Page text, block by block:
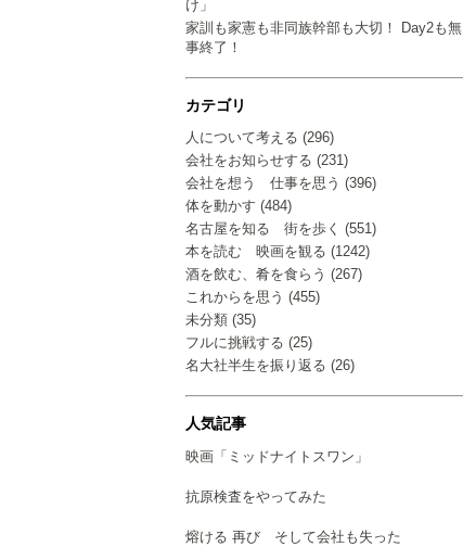
け」
家訓も家憲も非同族幹部も大切！ Day2も無
事終了！
カテゴリ
人について考える (296)
会社をお知らせする (231)
会社を想う 仕事を思う (396)
体を動かす (484)
名古屋を知る 街を歩く (551)
本を読む 映画を観る (1242)
酒を飲む、肴を食らう (267)
これからを思う (455)
未分類 (35)
フルに挑戦する (25)
名大社半生を振り返る (26)
人気記事
映画「ミッドナイトスワン」
抗原検査をやってみた
熔ける 再び そして会社も失った